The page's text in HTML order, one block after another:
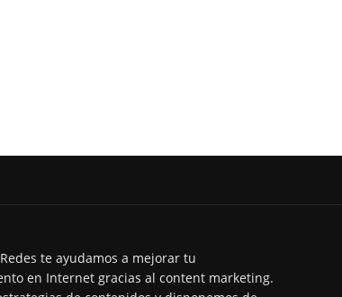
te ayudamos a mejorar tu
en Internet gracias al content marketing.